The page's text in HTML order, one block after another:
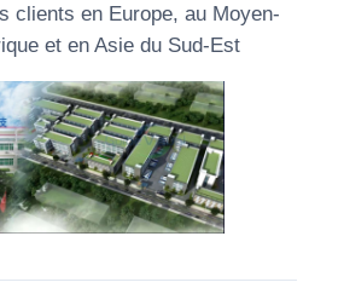
clients en Europe, au Moyen-
et en Asie du Sud-Est